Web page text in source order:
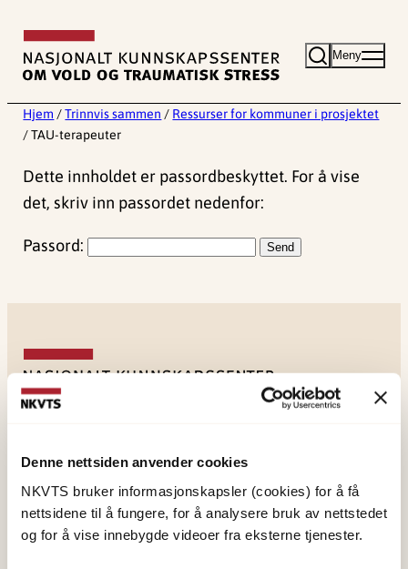
Denne nettsiden anvender cookies
NKVTS bruker informasjonskapsler (cookies) for å få
nettsidene til å fungere, for å analysere bruk av nettstedet
og for å vise innebygde videoer fra eksterne tjenester.
innhold
Meny
Hjem / Trinnvis sammen / Ressurser for kommuner i prosjektet
/ TAU-terapeuter
Dette innholdet er passordbeskyttet. For å vise
det, skriv inn passordet nedenfor:
Passord:
om vold og traumatisk stress. Formålet er å bidra
til å forebygge og redusere de helsemessige og
sosiale konsekvensene som vold og traumatisk
stress kan medføre.